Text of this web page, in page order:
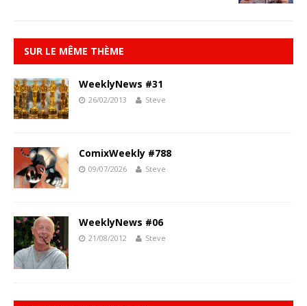
SUR LE MÊME THÈME
WeeklyNews #31
26/02/2013 Steve
ComixWeekly #788
09/07/2026 Steve
WeeklyNews #06
21/08/2012 Steve